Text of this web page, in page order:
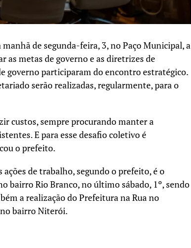
de segunda-feira, 3, no Paço Municipal, a
as metas de governo e as diretrizes de
governo participaram do encontro estratégico.
serão realizadas, regularmente, para o
custos, sempre procurando manter a
E para esse desafio coletivo é
o prefeito.
de trabalho, segundo o prefeito, é o
bairro Rio Branco, no último sábado, 1º, sendo
a realização do Prefeitura na Rua no
bairro Niterói.